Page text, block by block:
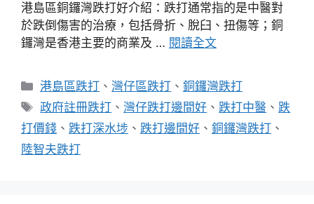
港島區銅鑼灣跌打好介紹：跌打通常指的是中醫對
於跌倒傷害的治療，包括骨折、脫臼、扭傷等；銅
鑼灣是香港主要的商業及 … 閱讀全文
分
類
港島區跌打 、灣仔區跌打 、銅鑼灣跌打
標
籤
政府註冊跌打 、灣仔跌打邊間好 、跌打中醫 、跌
打價錢 、 跌打深水埗 、 跌打邊間好 、 銅鑼灣跌打 、
陸智夫跌打